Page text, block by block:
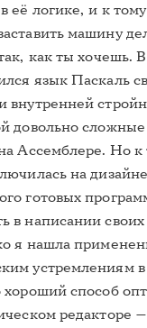
её логике, и к
машину
как ты хочешь.
язык Паскаль
внутренней
довольно
Ассемблере. Но
на
готовых
в написании
я нашла
устремлениям
хороший способ
редакторе